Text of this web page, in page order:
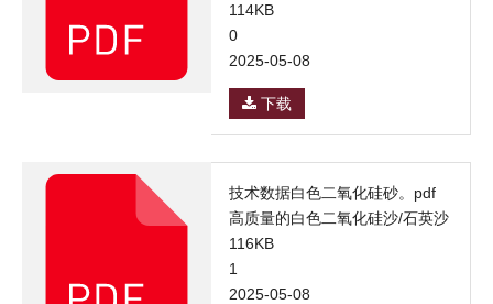
114KB
0
2025-05-08
下载
技术数据白色二氧化硅砂。pdf
高质量的白色二氧化硅沙/石英沙
116KB
1
2025-05-08